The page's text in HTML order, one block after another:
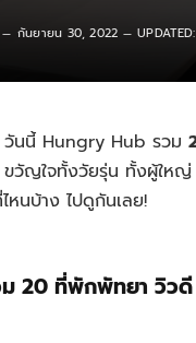
กันยายน 30, 2022 UPDATED:
วันนี้ Hungry Hub รวม
วัญใจทั้งวัยรุ่น ทั้งผู้ใหญ่
นบ้าง ไปดูกันเลย!
20 ที่พักพัทยา วิว